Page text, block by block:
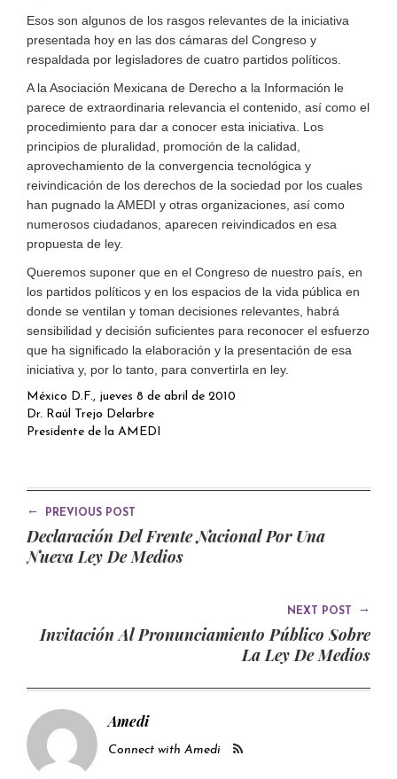
Esos son algunos de los rasgos relevantes de la iniciativa
presentada hoy en las dos cámaras del Congreso y
respaldada por legisladores de cuatro partidos políticos.
A la Asociación Mexicana de Derecho a la Información le
parece de extraordinaria relevancia el contenido, así como el
procedimiento para dar a conocer esta iniciativa. Los
principios de pluralidad, promoción de la calidad,
aprovechamiento de la convergencia tecnológica y
reivindicación de los derechos de la sociedad por los cuales
han pugnado la AMEDI y otras organizaciones, así como
numerosos ciudadanos, aparecen reivindicados en esa
propuesta de ley.
Queremos suponer que en el Congreso de nuestro país, en
los partidos políticos y en los espacios de la vida pública en
donde se ventilan y toman decisiones relevantes, habrá
sensibilidad y decisión suficientes para reconocer el esfuerzo
que ha significado la elaboración y la presentación de esa
iniciativa y, por lo tanto, para convertirla en ley.
México D.F., jueves 8 de abril de 2010
Dr. Raúl Trejo Delarbre
Presidente de la AMEDI
← PREVIOUS POST
Declaración Del Frente Nacional Por Una
Nueva Ley De Medios
NEXT POST →
Invitación Al Pronunciamiento Público Sobre
La Ley De Medios
Amedi
Connect with Amedi